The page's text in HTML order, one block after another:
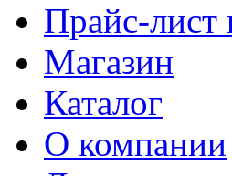
Прайс-лист
Магазин
Каталог
О компании